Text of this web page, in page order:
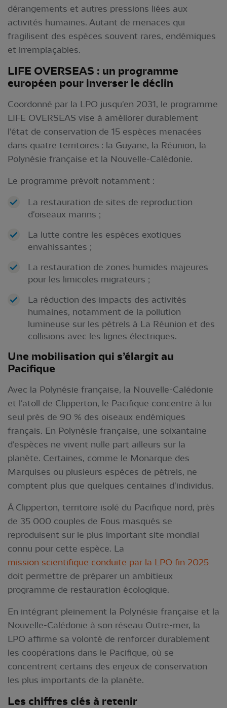
dérangements et autres pressions liées aux
activités humaines. Autant de menaces qui
fragilisent des espèces souvent rares, endémiques
et irremplaçables.
LIFE OVERSEAS : un programme
européen pour inverser le déclin
Coordonné par la LPO jusqu'en 2031, le programme
LIFE OVERSEAS vise à améliorer durablement
l'état de conservation de 15 espèces menacées
dans quatre territoires : la Guyane, la Réunion, la
Polynésie française et la Nouvelle-Calédonie.
Le programme prévoit notamment :
La restauration de sites de reproduction
d'oiseaux marins ;
La lutte contre les espèces exotiques
envahissantes ;
La restauration de zones humides majeures
pour les limicoles migrateurs ;
La réduction des impacts des activités
humaines, notamment de la pollution
lumineuse sur les pétrels à La Réunion et des
collisions avec les lignes électriques.
Une mobilisation qui s’élargit au
Pacifique
Avec la Polynésie française, la Nouvelle-Calédonie
et l'atoll de Clipperton, le Pacifique concentre à lui
seul près de 90 % des oiseaux endémiques
français. En Polynésie française, une soixantaine
d'espèces ne vivent nulle part ailleurs sur la
planète. Certaines, comme le Monarque des
Marquises ou plusieurs espèces de pétrels, ne
comptent plus que quelques centaines d'individus.
À Clipperton, territoire isolé du Pacifique nord, près
de 35 000 couples de Fous masqués se
reproduisent sur le plus important site mondial
connu pour cette espèce. La
mission scientifique conduite par la LPO fin 2025
doit permettre de préparer un ambitieux
programme de restauration écologique.
En intégrant pleinement la Polynésie française et la
Nouvelle-Calédonie à son réseau Outre-mer, la
LPO affirme sa volonté de renforcer durablement
les coopérations dans le Pacifique, où se
concentrent certains des enjeux de conservation
les plus importants de la planète.
Les chiffres clés à retenir